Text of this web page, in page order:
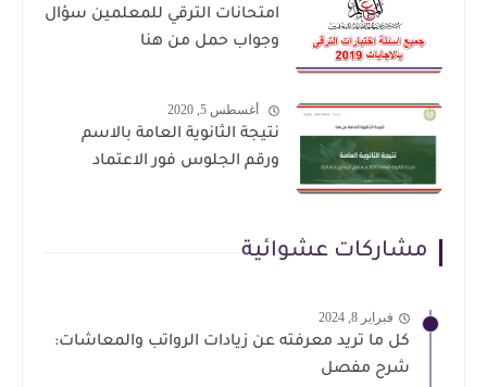
امتحانات الترقي للمعلمين سؤال
وجواب حمل من هنا
أغسطس 5, 2020
نتيجة الثانوية العامة بالاسم
ورقم الجلوس فور الاعتماد
مشاركات عشوائية
فبراير 8, 2024
كل ما تريد معرفته عن زيادات الرواتب والمعاشات:
شرح مفصل